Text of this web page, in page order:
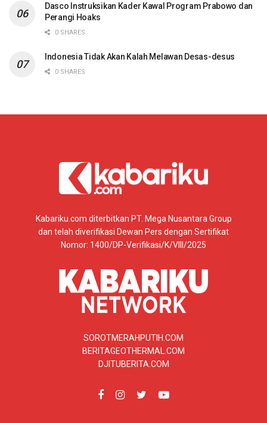
Dasco Instruksikan Kader Kawal Program Prabowo dan
Perangi Hoaks
0 SHARES
Indonesia Tidak Akan Kalah Melawan Desas-desus
0 SHARES
Kabariku.com diterbitkan PT. Mega Nusantara Group
dan telah diverifikasi Dewan Pers dengan Sertifikat
Nomor: 1400/DP-Verifikasi/K/VIII/2025
SOROTMERAHPUTIH.COM
BERITAGEOTHERMAL.COM
DJITUBERITA.COM